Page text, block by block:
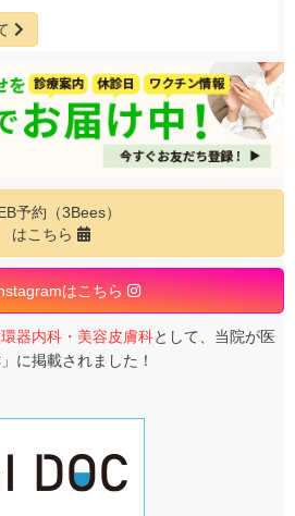
予約（3Bees）
はこちら
はこちら
器内科・美容皮膚科として、当院が医
に掲載されました！